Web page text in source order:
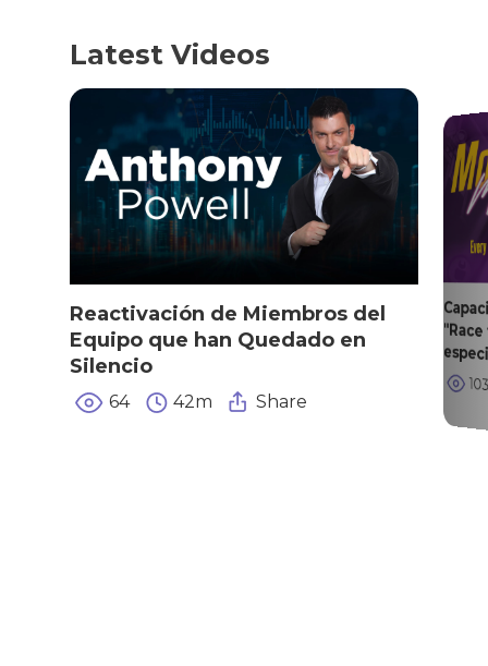
Latest Videos
Reactivación de Miembros del
Equipo que han Quedado en
Silencio
64 42m Share
103